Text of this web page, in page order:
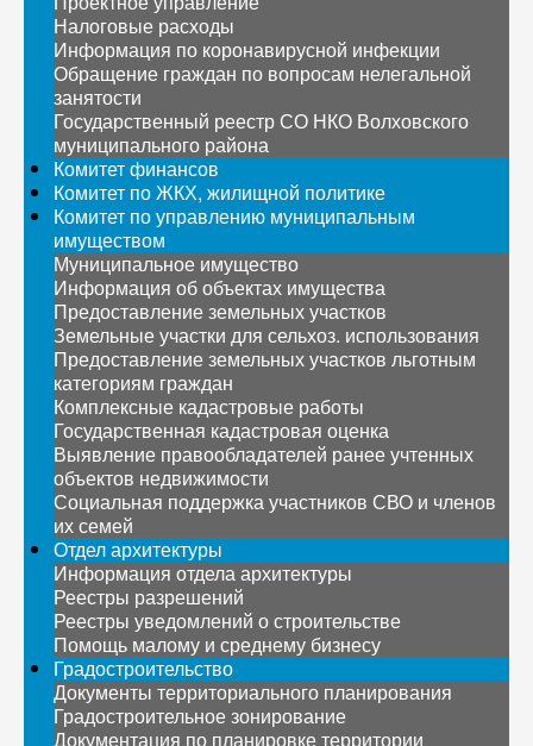
Налоговые расходы
Информация по коронавирусной инфекции
Обращение граждан по вопросам нелегальной
занятости
Государственный реестр СО НКО Волховского
муниципального района
Комитет финансов
Комитет по ЖКХ, жилищной политике
Комитет по управлению муниципальным
имуществом
Муниципальное имущество
Информация об объектах имущества
Предоставление земельных участков
Земельные участки для сельхоз. использования
Предоставление земельных участков льготным
категориям граждан
Комплексные кадастровые работы
Государственная кадастровая оценка
Выявление правообладателей ранее учтенных
объектов недвижимости
Социальная поддержка участников СВО и членов
их семей
Отдел архитектуры
Информация отдела архитектуры
Реестры разрешений
Реестры уведомлений о строительстве
Помощь малому и среднему бизнесу
Градостроительство
Документы территориального планирования
Градостроительное зонирование
Документация по планировке территории